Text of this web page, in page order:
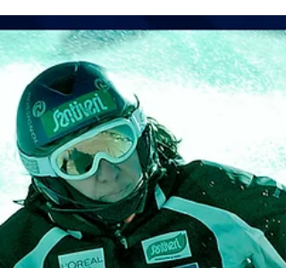
7 jul 2020
Estado de ánimo en el básquet adaptado
El baloncesto adaptado, es un deporte que
proporciona beneficios a nivel físico, psíquico y
social.